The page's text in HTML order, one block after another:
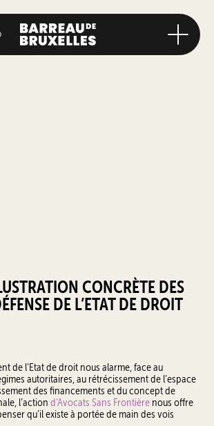
CONCRÈTE DES
DE L’ETAT DE DROIT
de l’Etat de droit nous alarme, face au
autoritaires, au rétrécissement de l’espace
des financements et du concept de
l’action d’Avocats Sans Frontière nous offre
qu’il existe à portée de main des vois